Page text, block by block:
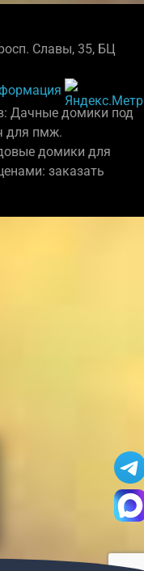
Славы, 35, БЦ
Дачные домики под
для пмж.
домики для
заказать